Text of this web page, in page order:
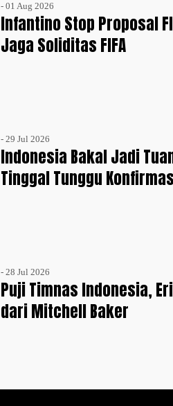
- 01 Aug 2026
Infantino Stop Proposal
Jaga Soliditas FIFA
- 29 Jul 2026
Indonesia Bakal Jadi Tuan
Tinggal Tunggu
- 28 Jul 2026
Puji Timnas Indonesia,
dari Mitchell Baker